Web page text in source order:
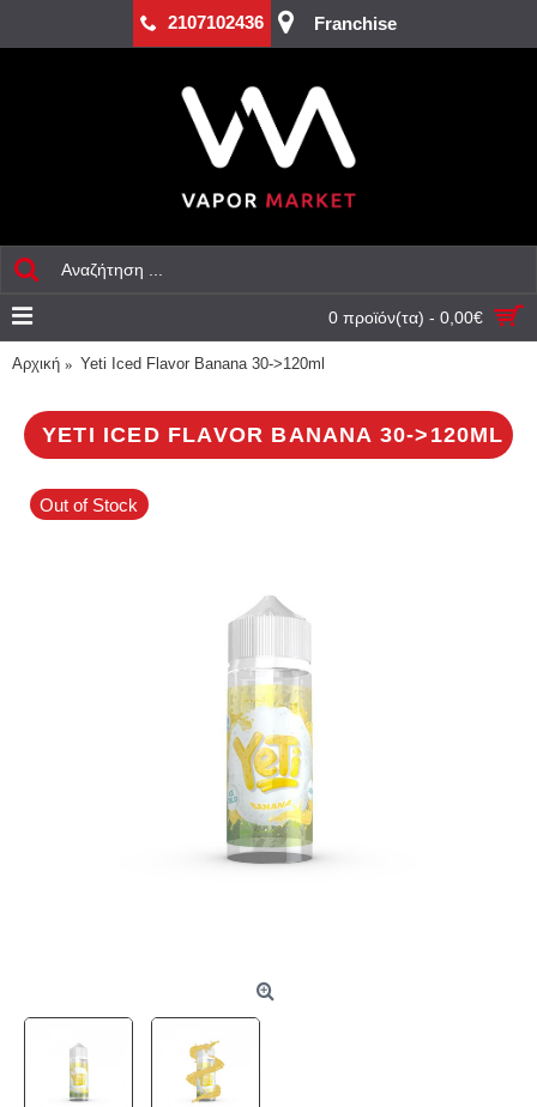
2107102436 Franchise
0 προϊόν(τα) - 0,00€
Αρχική Yeti Iced Flavor Banana 30->120ml
YETI ICED FLAVOR BANANA 30->120ML
Out of Stock